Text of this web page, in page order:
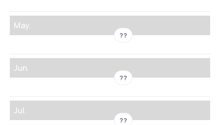
May.
??
Jun.
??
Jul.
??